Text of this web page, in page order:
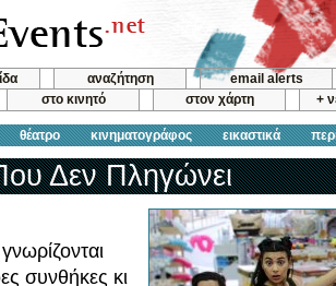
αναζήτηση
email alerts
στο κινητό στον χάρτη +
θέατρο κινηματογράφος εικαστικά
Δεν Πληγώνει
συνθήκες κι